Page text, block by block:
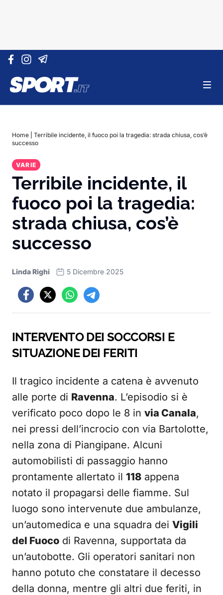
Vai al contenuto
Home
Terribile incidente, il fuoco poi la tragedia: strada chiusa, cos’è
successo
VARIE
Terribile incidente, il
fuoco poi la tragedia:
strada chiusa, cos’è
successo
Linda Righi 5 Dicembre 2025
INTERVENTO DEI SOCCORSI E
SITUAZIONE DEI FERITI
Il tragico incidente a catena è avvenuto
alle porte di Ravenna. L’episodio si è
verificato poco dopo le 8 in via Canala,
nei pressi dell’incrocio con via Bartolotte,
nella zona di Piangipane. Alcuni
automobilisti di passaggio hanno
prontamente allertato il 118 appena
notato il propagarsi delle fiamme. Sul
luogo sono intervenute due ambulanze,
un’automedica e una squadra dei Vigili
del Fuoco di Ravenna, supportata da
un’autobotte. Gli operatori sanitari non
hanno potuto che constatare il decesso
della donna, mentre gli altri due feriti, in